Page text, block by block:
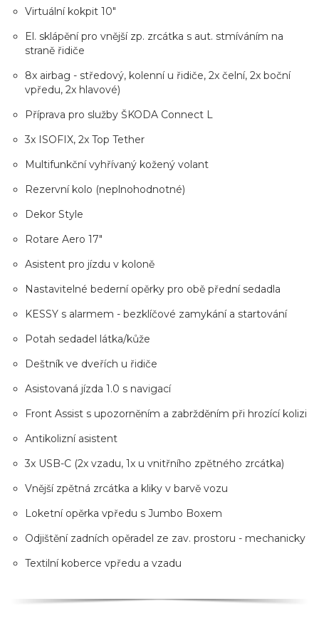
Virtuální kokpit 10"
El. sklápění pro vnější zp. zrcátka s aut. stmíváním na
straně řidiče
8x airbag - středový, kolenní u řidiče, 2x čelní, 2x boční
vpředu, 2x hlavové)
Příprava pro služby ŠKODA Connect L
3x ISOFIX, 2x Top Tether
Multifunkční vyhřívaný kožený volant
Rezervní kolo (neplnohodnotné)
Dekor Style
Rotare Aero 17"
Asistent pro jízdu v koloně
Nastavitelné bederní opěrky pro obě přední sedadla
KESSY s alarmem - bezklíčové zamykání a startování
Potah sedadel látka/kůže
Deštník ve dveřích u řidiče
Asistovaná jízda 1.0 s navigací
Front Assist s upozorněním a zabržděním při hrozící kolizi
Antikolizní asistent
3x USB-C (2x vzadu, 1x u vnitřního zpětného zrcátka)
Vnější zpětná zrcátka a kliky v barvě vozu
Loketní opěrka vpředu s Jumbo Boxem
Odjištění zadních opěradel ze zav. prostoru - mechanicky
Textilní koberce vpředu a vzadu